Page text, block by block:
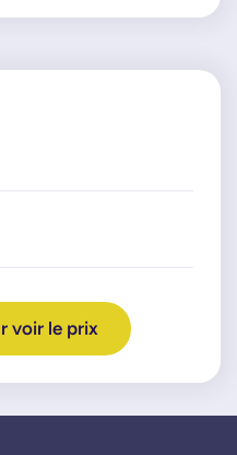
voir le prix